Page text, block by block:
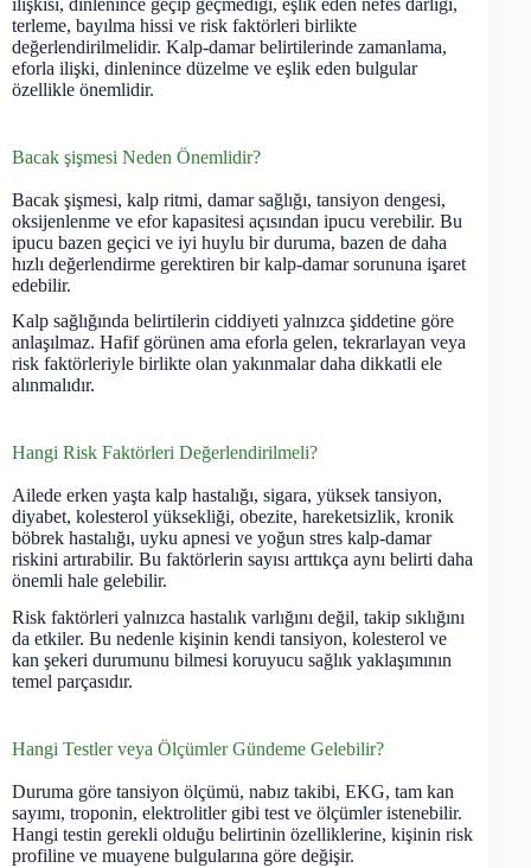
terleme, bayılma hissi ve risk faktörleri birlikte
değerlendirilmelidir. Kalp-damar belirtilerinde zamanlama,
eforla ilişki, dinlenince düzelme ve eşlik eden bulgular
özellikle önemlidir.
Bacak şişmesi Neden Önemlidir?
Bacak şişmesi, kalp ritmi, damar sağlığı, tansiyon dengesi,
oksijenlenme ve efor kapasitesi açısından ipucu verebilir. Bu
ipucu bazen geçici ve iyi huylu bir duruma, bazen de daha
hızlı değerlendirme gerektiren bir kalp-damar sorununa işaret
edebilir.
Kalp sağlığında belirtilerin ciddiyeti yalnızca şiddetine göre
anlaşılmaz. Hafif görünen ama eforla gelen, tekrarlayan veya
risk faktörleriyle birlikte olan yakınmalar daha dikkatli ele
alınmalıdır.
Hangi Risk Faktörleri Değerlendirilmeli?
Ailede erken yaşta kalp hastalığı, sigara, yüksek tansiyon,
diyabet, kolesterol yüksekliği, obezite, hareketsizlik, kronik
böbrek hastalığı, uyku apnesi ve yoğun stres kalp-damar
riskini artırabilir. Bu faktörlerin sayısı arttıkça aynı belirti daha
önemli hale gelebilir.
Risk faktörleri yalnızca hastalık varlığını değil, takip sıklığını
da etkiler. Bu nedenle kişinin kendi tansiyon, kolesterol ve
kan şekeri durumunu bilmesi koruyucu sağlık yaklaşımının
temel parçasıdır.
Hangi Testler veya Ölçümler Gündeme Gelebilir?
Duruma göre tansiyon ölçümü, nabız takibi, EKG, tam kan
sayımı, troponin, elektrolitler gibi test ve ölçümler istenebilir.
Hangi testin gerekli olduğu belirtinin özelliklerine, kişinin risk
profiline ve muayene bulgularına göre değişir.